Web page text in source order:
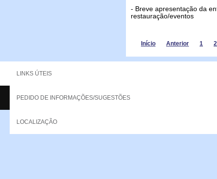
- Breve apresentação da
restauração/eventos
Início Anterior 1 2
LINKS ÚTEIS
PEDIDO DE INFORMAÇÕES/SUGESTÕES
LOCALIZAÇÃO
Copyright - 2013 NERPOR. All rights reserved.